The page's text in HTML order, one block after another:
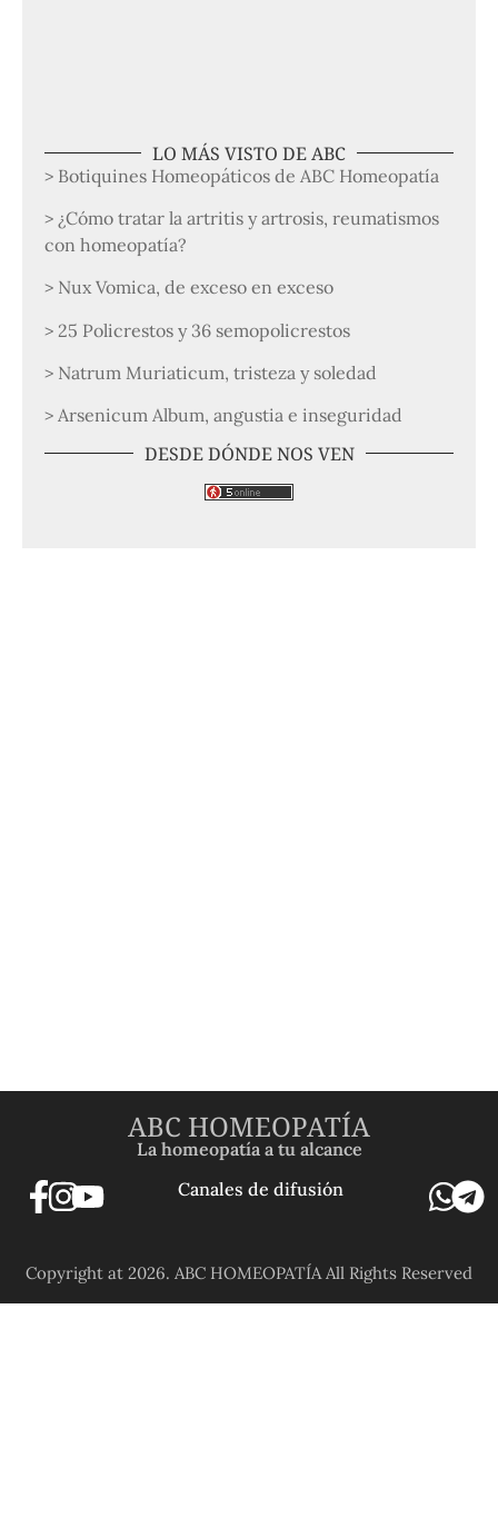
LO MÁS VISTO DE ABC
> Botiquines Homeopáticos de ABC Homeopatía
> ¿Cómo tratar la artritis y artrosis, reumatismos
con homeopatía?
> Nux Vomica, de exceso en exceso
> 25 Policrestos y 36 semopolicrestos
> Natrum Muriaticum, tristeza y soledad
> Arsenicum Album, angustia e inseguridad
DESDE DÓNDE NOS VEN
ABC HOMEOPATÍA
La homeopatía a tu alcance
Canales de difusión
Copyright at 2026. ABC HOMEOPATÍA All Rights Reserved